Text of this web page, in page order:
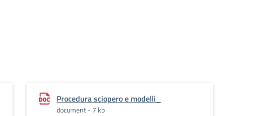
Procedura sciopero e modelli_
document - 7 kb